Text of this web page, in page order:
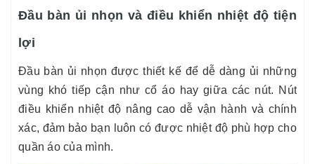
Đầu bàn ủi nhọn và điều khiển nhiệt độ tiện
lợi
Đầu bàn ủi nhọn được thiết kế để dễ dàng ủi những
vùng khó tiếp cận như cổ áo hay giữa các nút. Nút
điều khiển nhiệt độ nâng cao dễ vận hành và chính
xác, đảm bảo bạn luôn có được nhiệt độ phù hợp cho
quần áo của mình.